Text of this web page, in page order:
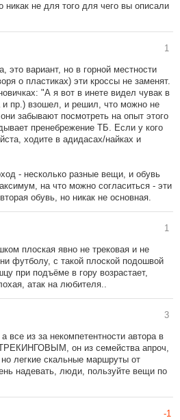
никак не для того для чего вы описали
1
это вариант, но в горной местности
о пластиках) эти кроссы не заменят.
"А я вот в инете видел чувак в
пр.) взошел, и решил, что можно не
забывают посмотреть на опыт этого
пренебрежение ТБ. Если у кого
ходите в адидасах/найках и
- несколько разные вещи, и обувь
на что можно согласиться - эти
обувь, но никак не основная.
1
плоская явно не трековая и не
футболу, с такой плоской подошвой
при подъёме в гору возрастает,
атак на любителя..
3
все из за некомпетентности автора в
ТРЕКИНГОВЫМ, он из семейства апроч,
легкие скальные маршруты от
надевать, люди, пользуйте вещи по
-1